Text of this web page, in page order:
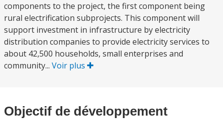
components to the project, the first component being
rural electrification subprojects. This component will
support investment in infrastructure by electricity
distribution companies to provide electricity services to
about 42,500 households, small enterprises and
community... Voir plus
Objectif de développement